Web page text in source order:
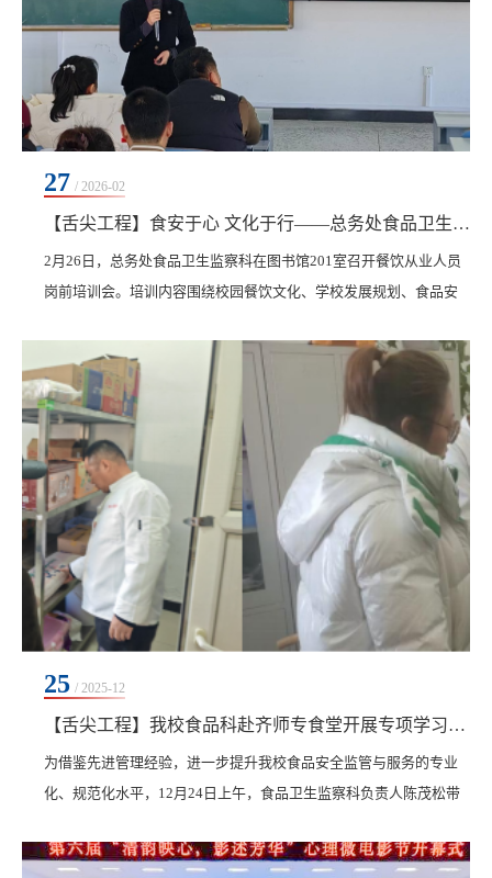
27 / 2026-02
【舌尖工程】食安于心 文化于行——总务处食品卫生监察科室召开餐饮从业人员岗前培训会
2月26日，总务处食品卫生监察科在图书馆201室召开餐饮从业人员
岗前培训会。培训内容围绕校园餐饮文化、学校发展规划、食品安
民满意的教育”为题，从物质文化、精神文化、制度文化及餐饮文化
层面详细地解读了学校的校园餐饮文化，并通过对2025年工作回
顾，要求业主们在服务中持续自我提升，将文化内化于心、外化于
行，让优秀成为习惯，在校园营造努力向上的良好氛...
25 / 2025-12
【舌尖工程】我校食品科赴齐师专食堂开展专项学习交流 提升食品安全管理专业化水平
为借鉴先进管理经验，进一步提升我校食品安全监管与服务的专业
化、规范化水平，12月24日上午，食品卫生监察科负责人陈茂松带
（以下简称“齐师专”）食堂开展专项学习交流活动。本次学习聚焦